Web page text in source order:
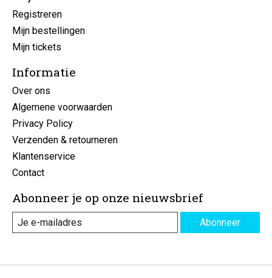
Registreren
Mijn bestellingen
Mijn tickets
Informatie
Over ons
Algemene voorwaarden
Privacy Policy
Verzenden & retourneren
Klantenservice
Contact
Abonneer je op onze nieuwsbrief
Abonneer